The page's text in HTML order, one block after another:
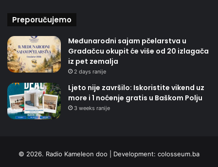
Preporučujemo
Međunarodni sajam pčelarstva u
Gradačcu okupit će više od 20 izlagača
iz pet zemalja
2 days ranije
Ljeto nije završilo: Iskoristite vikend uz
more i 1 noćenje gratis u Baškom Polju
3 weeks ranije
© 2026. Radio Kameleon doo | Development: colosseum.ba